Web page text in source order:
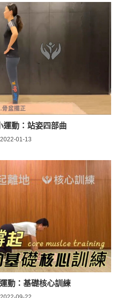
運動：站姿四部曲
2022-01-13
動：基礎核心訓練